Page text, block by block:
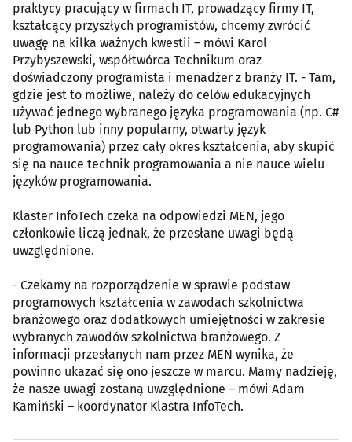
praktycy pracujący w firmach IT, prowadzący firmy IT,
kształcący przyszłych programistów, chcemy zwrócić
uwagę na kilka ważnych kwestii – mówi Karol
Przybyszewski, współtwórca Technikum oraz
doświadczony programista i menadżer z branży IT. - Tam,
gdzie jest to możliwe, należy do celów edukacyjnych
używać jednego wybranego języka programowania (np. C#
lub Python lub inny popularny, otwarty język
programowania) przez cały okres kształcenia, aby skupić
się na nauce technik programowania a nie nauce wielu
języków programowania.
Klaster InfoTech czeka na odpowiedzi MEN, jego
członkowie liczą jednak, że przesłane uwagi będą
uwzględnione.
- Czekamy na rozporządzenie w sprawie podstaw
programowych kształcenia w zawodach szkolnictwa
branżowego oraz dodatkowych umiejętności w zakresie
wybranych zawodów szkolnictwa branżowego. Z
informacji przesłanych nam przez MEN wynika, że
powinno ukazać się ono jeszcze w marcu. Mamy nadzieję,
że nasze uwagi zostaną uwzględnione – mówi Adam
Kamiński – koordynator Klastra InfoTech.